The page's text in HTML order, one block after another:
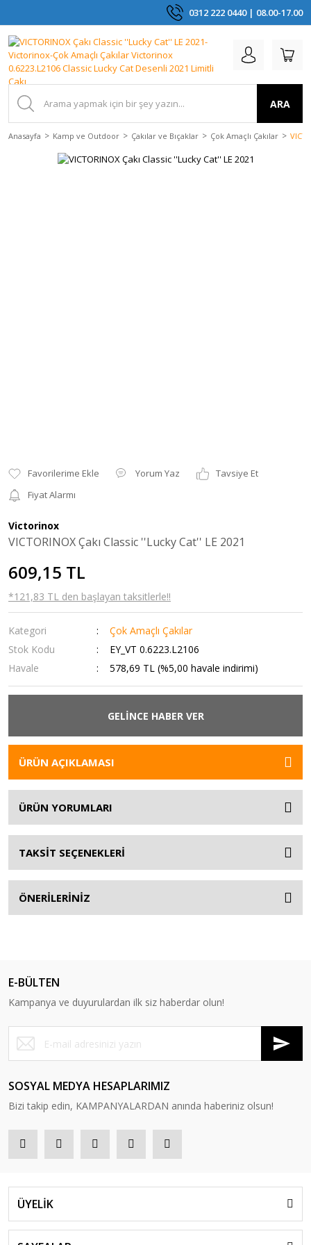
0312 222 0440 | 08.00-17.00
ARA
Anasayfa Kamp ve Outdoor Çakılar ve Bıçaklar Çok Amaçlı Çakılar
Yorum Yaz
Tavsiye Et
Fiyat Alarmı
Victorinox
VICTORINOX Çakı Classic ''Lucky Cat'' LE 2021
609,15 TL
*121,83 TL den başlayan taksitlerle!!
Kategori
Çok Amaçlı Çakılar
Stok Kodu
EY_VT 0.6223.L2106
Havale
578,69 TL (%5,00 havale indirimi)
GELİNCE HABER VER
ÜRÜN AÇIKLAMASI
ÜRÜN YORUMLARI
TAKSİT SEÇENEKLERİ
ÖNERİLERİNİZ
E-BÜLTEN
Kampanya ve duyurulardan ilk siz haberdar olun!
SOSYAL MEDYA HESAPLARIMIZ
Bizi takip edin, KAMPANYALARDAN anında haberiniz olsun!
ÜYELİK